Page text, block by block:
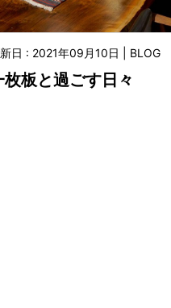
日 : 2021年09月10日 | BLOG
枚板と過ごす日々